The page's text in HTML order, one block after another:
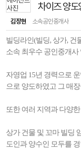
차이즈 양도
김장현 소속공인중개사
빌딩라인(빌딩, 상가, 건
소속 최우수 공인중개사
자영업 15년 경력으로
으로 양도하였고 그 매
또한 여러 지역과 다양
상가 건물 및 꼬마 빌딩
도인과 양수인 모두를